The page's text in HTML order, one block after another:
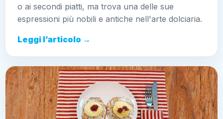
o ai secondi piatti, ma trova una delle sue
espressioni più nobili e antiche nell'arte dolciaria.
Leggi l’articolo →